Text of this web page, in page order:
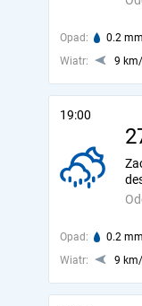
Opad: 0.2 mm
Wiatr:
9
19:00
Opad: 0.2 mm
Wiatr:
9